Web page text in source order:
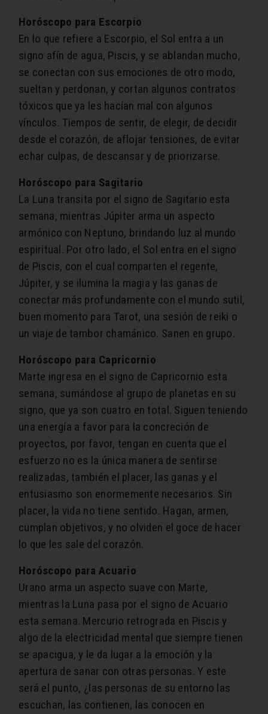
Horóscopo para Escorpio
En lo que refiere a Escorpio​, el Sol entra a un
signo afín de agua, Piscis, y se ablandan mucho,
se conectan con sus emociones de otro modo,
sueltan y perdonan, y cortan algunos contratos
tóxicos que ya les hacían mal con algunos
vínculos. Tiempos de sentir, de elegir, de decidir
desde el corazón, de aflojar tensiones, de evitar
echar culpas, de descansar y de priorizarse.
Horóscopo para Sagitario
La Luna transita por el signo de Sagitario ​esta
semana, mientras Júpiter arma un aspecto
armónico con Neptuno, brindando luz al mundo
espiritual. Por otro lado, el Sol entra en el signo
de Piscis, con el cual comparten el regente,
Júpiter, y se ilumina la magia y las ganas de
conectar más profundamente con el mundo sutil,
buen momento para Tarot, una sesión de reiki o
un viaje de tambor chamánico. Sanen en grupo.
Horóscopo para Capricornio
Marte ingresa en el signo de Capricornio ​esta
semana, sumándose al grupo de planetas en su
signo, que ya son cuatro en total. Siguen teniendo
una energía a favor para la concreción de
proyectos, por favor, tengan en cuenta que el
esfuerzo no es la única manera de sentirse
realizadas, también el placer, las ganas y el
entusiasmo son enormemente necesarios. Sin
placer, la vida no tiene sentido. Hagan, armen,
cumplan objetivos, y no olviden el goce de hacer
lo que les sale del corazón.
Horóscopo para Acuario
Urano arma un aspecto suave con Marte,
mientras la Luna pasa por el signo de Acuario ​
esta semana. Mercurio retrograda en Piscis y
algo de la electricidad mental que siempre tienen
se apacigua, y le da lugar a la emoción y la
apertura de sanar con otras personas. Y este
será el punto, ¿las personas de su entorno las
escuchan, las contienen, las conocen en